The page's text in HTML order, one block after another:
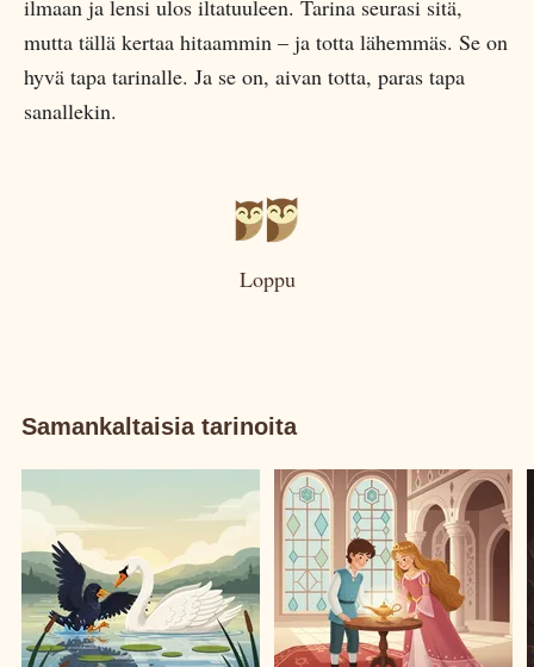
ilmaan ja lensi ulos iltatuuleen. Tarina seurasi sitä,
mutta tällä kertaa hitaammin – ja totta lähemmäs. Se on
hyvä tapa tarinalle. Ja se on, aivan totta, paras tapa
sanallekin.
Loppu
Samankaltaisia tarinoita